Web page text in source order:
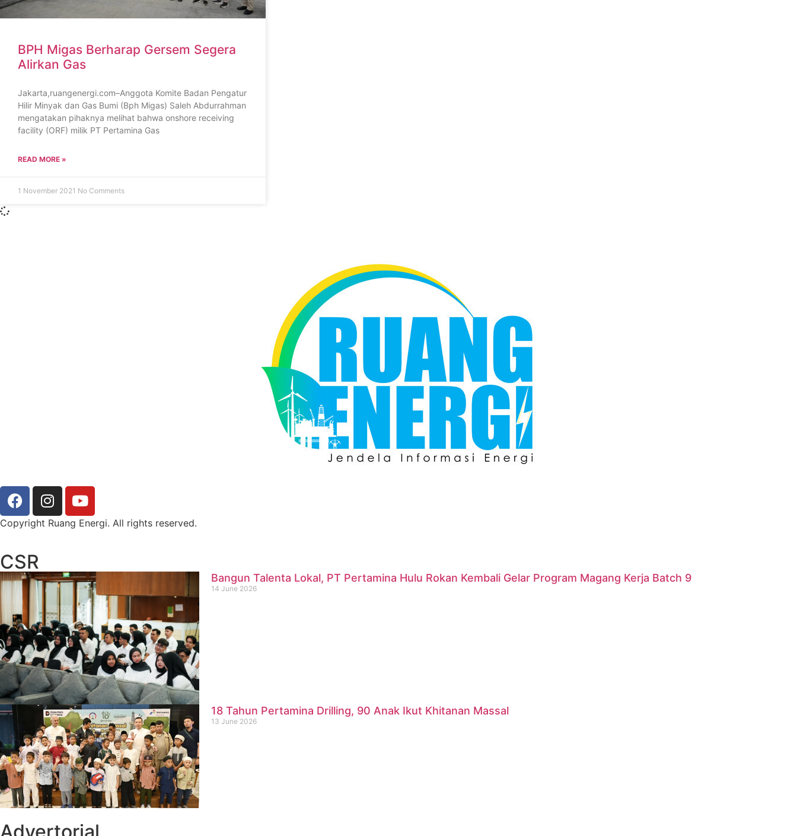
BPH Migas Berharap Gersem Segera
Alirkan Gas
Jakarta,ruangenergi.com–Anggota Komite Badan Pengatur
Hilir Minyak dan Gas Bumi (Bph Migas) Saleh Abdurrahman
mengatakan pihaknya melihat bahwa onshore receiving
facility (ORF) milik PT Pertamina Gas
READ MORE »
1 November 2021 No Comments
Copyright Ruang Energi. All rights reserved.
CSR
Bangun Talenta Lokal, PT Pertamina Hulu Rokan Kembali Gelar Program Magang Kerja Batch 9
14 June 2026
18 Tahun Pertamina Drilling, 90 Anak Ikut Khitanan Massal
13 June 2026